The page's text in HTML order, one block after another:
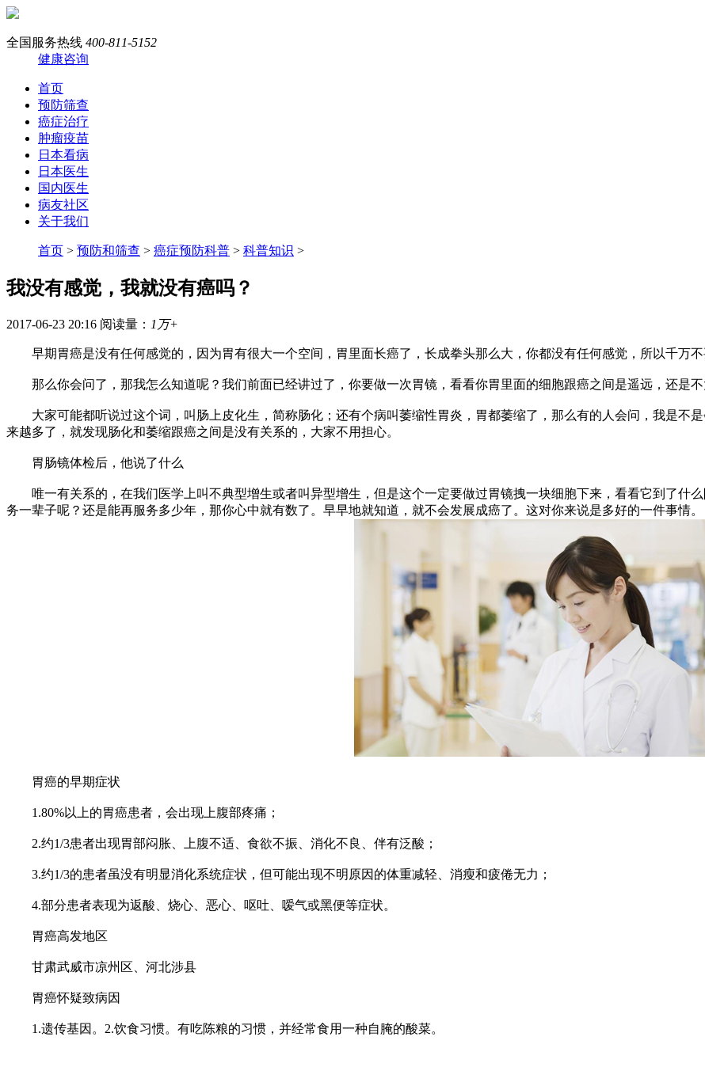
全国服务热线 400-811-5152
健康咨询
首页
预防筛查
癌症治疗
肿瘤疫苗
日本看病
日本医生
国内医生
病友社区
关于我们
首页 > 预防和筛查 > 癌症预防科普 > 科普知识 >
我没有感觉，我就没有癌吗？
2017-06-23 20:16 阅读量： 1万+
早期胃癌是没有任何感觉的，因为胃有很大一个空间，胃里面长癌了，长成拳头那么大，你都没有任何感觉，所以千万不
那么你会问了，那我怎么知道呢？我们前面已经讲过了，你要做一次胃镜，看看你胃里面的细胞跟癌之间是遥远，还是不
大家可能都听说过这个词，叫肠上皮化生，简称肠化；还有个病叫萎缩性胃炎，胃都萎缩了，那么有的人会问，我是不
来越多了，就发现肠化和萎缩跟癌之间是没有关系的，大家不用担心。
胃肠镜体检后，他说了什么
唯一有关系的，在我们医学上叫不典型增生或者叫异型增生，但是这个一定要做过胃镜拽一块细胞下来，看看它到了什
务一辈子呢？还是能再服务多少年，那你心中就有数了。早早地就知道，就不会发展成癌了。这对你来说是多好的一件事情。
胃癌的早期症状
1.80%以上的胃癌患者，会出现上腹部疼痛；
2.约1/3患者出现胃部闷胀、上腹不适、食欲不振、消化不良、伴有泛酸；
3.约1/3的患者虽没有明显消化系统症状，但可能出现不明原因的体重减轻、消瘦和疲倦无力；
4.部分患者表现为返酸、烧心、恶心、呕吐、嗳气或黑便等症状。
胃癌高发地区
甘肃武威市凉州区、河北涉县
胃癌怀疑致病因
1.遗传基因。2.饮食习惯。有吃陈粮的习惯，并经常食用一种自腌的酸菜。